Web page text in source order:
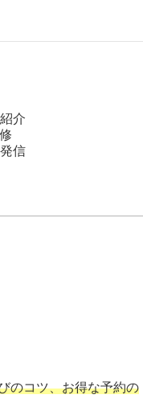
介
信
のコツ、お得な予約の